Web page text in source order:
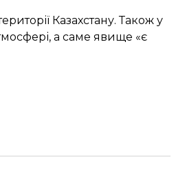
Казахстану. Також у
а саме явище «є